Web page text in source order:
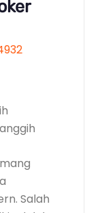
Salah
adalah
Anda
sesuai